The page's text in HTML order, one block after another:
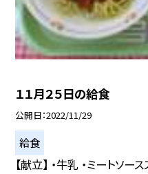
１１月２５日の給食
公開日 2022/11/29
給食
【献立】 ・牛乳 ・ミートソー